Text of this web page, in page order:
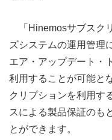
「Hinemosサブスク
ズシステムの運用管理
エア・アップデート・
利用することが可能と
クリプションを利用す
スによる製品保証のも
とができます。